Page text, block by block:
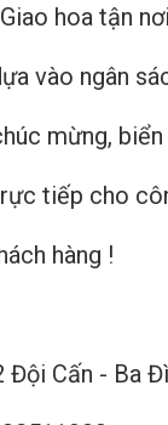
Giao hoa tận nơi
vào ngân
mừng,
tiếp cho
hàng !
Đội Cấn - Ba